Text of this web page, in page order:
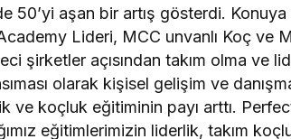
50’yi aşan bir artış gösterdi.
Lideri, MCC unvanlı Koç ve
şirketler açısından takım olma ve
olarak kişisel gelişim ve
ve koçluk eğitiminin payı arttı.
eğitimlerimizin liderlik, takım